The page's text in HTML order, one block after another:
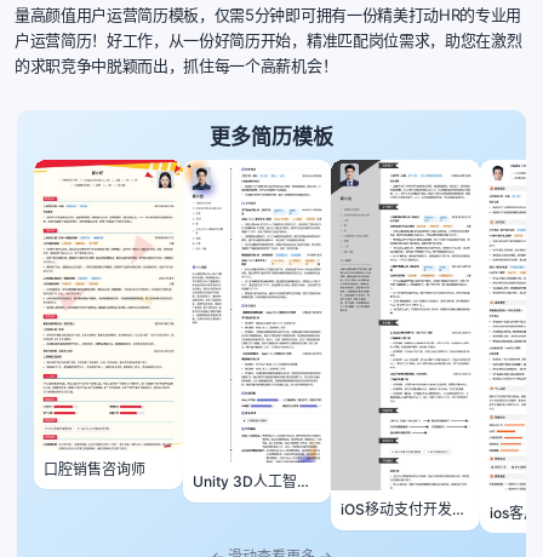
量高颜值用户运营简历模板，仅需5分钟即可拥有一份精美打动HR的专业用
户运营简历！好工作，从一份好简历开始，精准匹配岗位需求，助您在激烈
的求职竞争中脱颖而出，抓住每一个高薪机会！
更多简历模板
口腔销售咨询师
Unity 3D人工智能
开发工程师
iOS移动支付开发工
程师
ios客户
师